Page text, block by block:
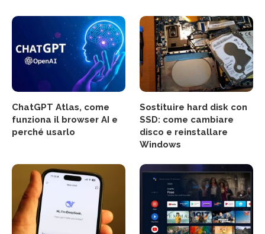
ChatGPT Atlas, come
funziona il browser AI e
perché usarlo
Sostituire hard disk con
SSD: come cambiare
disco e reinstallare
Windows